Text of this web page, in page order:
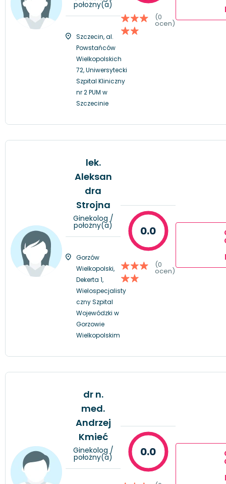
położny(a)
Szczecin, al.
Powstańców
Wielkopolskich
72, Uniwersytecki
Szpital Kliniczny
nr 2 PUM w
Szczecinie
(0
ocen)
lek.
Aleksan
dra
Strojna
Ginekolog /
położny(a)
Gorzów
Wielkopolski,
Dekerta 1,
Wielospecjalisty
czny Szpital
Wojewódzki w
Gorzowie
Wielkopolskim
0.0
(0
ocen)
dr n.
med.
Andrzej
Kmieć
Ginekolog /
położny(a) 0.0